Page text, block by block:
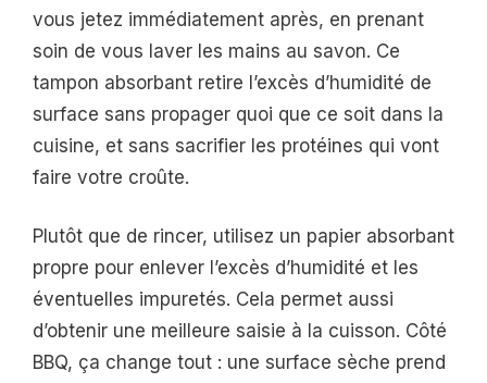
vous jetez immédiatement après, en prenant
soin de vous laver les mains au savon. Ce
tampon absorbant retire l’excès d’humidité de
surface sans propager quoi que ce soit dans la
cuisine, et sans sacrifier les protéines qui vont
faire votre croûte.
Plutôt que de rincer, utilisez un papier absorbant
propre pour enlever l’excès d’humidité et les
éventuelles impuretés. Cela permet aussi
d’obtenir une meilleure saisie à la cuisson. Côté
BBQ, ça change tout : une surface sèche prend